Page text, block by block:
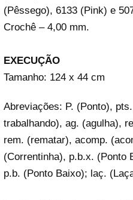
(Pêssego), 6133 (Pink) e
Crochê – 4,00 mm.
EXECUÇÃO
Tamanho: 124 x 44 cm
Abreviações: P. (Ponto),
trabalhando), ag. (agulha),
rem. (rematar), acomp.
(Correntinha), p.b.x. (Ponto
p.b. (Ponto Baixo); laç.